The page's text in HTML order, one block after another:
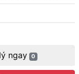
ngay 0